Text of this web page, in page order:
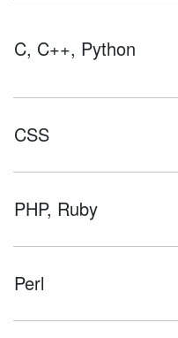
C, C++, Python
CSS
PHP, Ruby
Perl